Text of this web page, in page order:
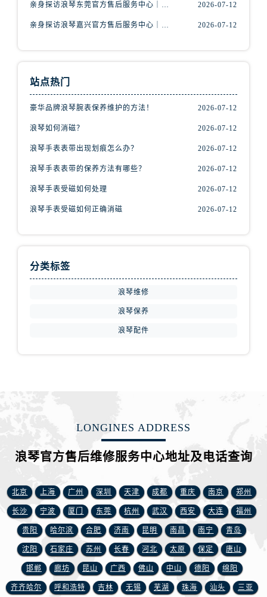
江西省景德镇市珠山区珠山中路浪琴售后服务中心（需提前预约）
山东省济宁市任城区太白楼路浪琴售后服务中心（需提前预约）
山东省枣庄市滕州市北辛路与善国路交叉口浪琴售后服务中心（需提前预约）
浙江省嘉兴市南湖区广益路705号嘉兴世界贸易中心A座13层1304室浪琴售后服务中心（需提前预约）
浙江省丽水市莲都区解放街浪琴售后服务中心（需提前预约）
浙江省宁波市江北区大闸南路500号来福士广场办公楼20层2009室浪琴售后服务中心（需提前预约）
浙江省衢州市柯城区上街浪琴售后服务中心（需提前预约）
浙江省绍兴市越城区胜利东路379号世茂天际中心写字楼8层805室浪琴售后服务中心（需提前预约）
浙江省舟山市定海区解放东路浪琴售后服务中心（需提前预约）
澳门特别行政区大堂区议事亭前地（新马路）浪琴售后服务中心（需提前预约）
澳门特别行政区风顺堂区南湾大马路浪琴售后服务中心（需提前预约）
亲身探访浪琴东莞官方售后服务中心｜地址与联系电话（2026年7月最新） 2026-07-12
亲身探访浪琴嘉兴官方售后服务中心｜热线电话与网点地址（2026年7月最新） 2026-07-12
站点热门
豪华品牌浪琴腕表保养维护的方法！ 2026-07-12
浪琴如何消磁？ 2026-07-12
浪琴手表表带出现划痕怎么办？ 2026-07-12
浪琴手表表带的保养方法有哪些？ 2026-07-12
浪琴手表受磁如何处理 2026-07-12
浪琴手表受磁如何正确消磁 2026-07-12
分类标签
浪琴维修
浪琴保养
浪琴配件
LONGINES ADDRESS
浪琴官方售后维修服务中心地址及电话查询
北京 上海 广州 深圳 天津 成都 重庆 南京 郑州
长沙 宁波 厦门 东莞 杭州 武汉 西安 大连 福州
贵阳 哈尔滨 合肥 济南 昆明 南昌 南宁 青岛
沈阳 石家庄 苏州 长春 河北 太原 保定 唐山
邯郸 廊坊 昆山 广西 佛山 中山 德阳 绵阳
齐齐哈尔 呼和浩特 吉林 无锡 芜湖 珠海 汕头 三亚